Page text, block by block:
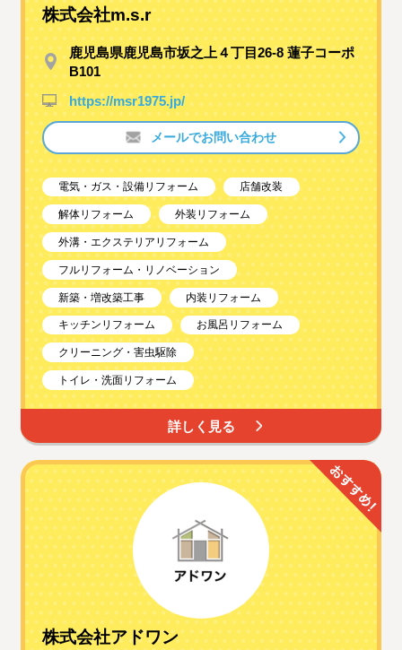
株式会社m.s.r
鹿児島県鹿児島市坂之上４丁目26-8 蓮子コーポ
B101
https://msr1975.jp/
メールでお問い合わせ
電気・ガス・設備リフォーム 店舗改装
解体リフォーム 外装リフォーム
外溝・エクステリアリフォーム
フルリフォーム・リノベーション
新築・増改築工事 内装リフォーム
キッチンリフォーム お風呂リフォーム
クリーニング・害虫駆除
トイレ・洗面リフォーム
詳しく見る
株式会社アドワン